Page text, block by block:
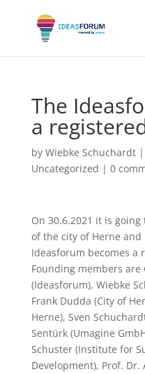
The
a
by Wiebke Schuchardt|
Uncategorized | 0
On 30.6.2021 it is
of the city of Herne and
Ideasforum becomes a
Founding members are
(Ideasforum), Wiebke
Frank Dudda (City of
Herne), Sven
Sentürk (Umagine
Schuster (Institute for
Development), Prof. Dr.